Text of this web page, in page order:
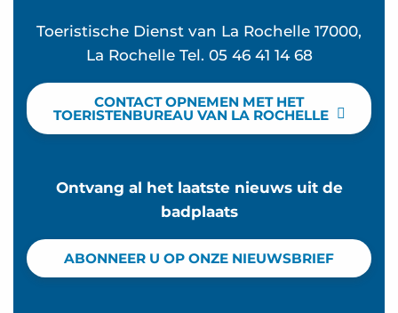
Toeristische Dienst van La Rochelle 17000,
La Rochelle Tel. 05 46 41 14 68
CONTACT OPNEMEN MET HET
TOERISTENBUREAU VAN LA ROCHELLE
Ontvang al het laatste nieuws uit de
badplaats
ABONNEER U OP ONZE NIEUWSBRIEF